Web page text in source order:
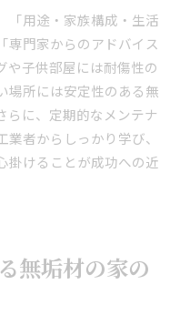
「用途・家族構成・生活
専門家からのアドバイス
や子供部屋には耐傷性の
場所には安定性のある無
らに、定期的なメンテナ
者からしっかり学び、
掛けることが成功への近
無垢材の家の